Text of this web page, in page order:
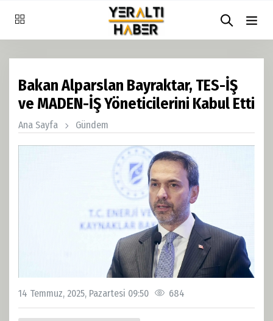
Bakan Alparslan Bayraktar, TES-İŞ
ve MADEN-İŞ Yöneticilerini Kabul Etti
Ana Sayfa Gündem
14 Temmuz, 2025, Pazartesi 09:50 684